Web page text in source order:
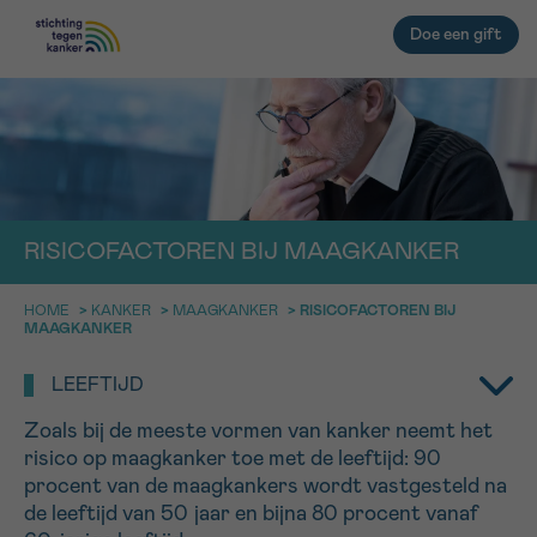
Doe een gift
RISICOFACTOREN BIJ MAAGKANKER
HOME > KANKER > MAAGKANKER > RISICOFACTOREN BIJ
MAAGKANKER
LEEFTIJD
Zoals bij de meeste vormen van kanker neemt het
risico op maagkanker toe met de leeftijd: 90
procent van de maagkankers wordt vastgesteld na
de leeftijd van 50 jaar en bijna 80 procent vanaf
NAAM
VOORNAAM
IN DE STRIJD TEGEN KANKER STA
JE NIET ALLEEN
Professionele medewerkers beantwoorden je vragen
geen enkele diagnose
TERUG
NAAM
Afspraak Vraag Gegevens Bevestiging
KIES DE TIJDSSPANNE VAN JE AFSPRAAK
9h-11h
11h-13h
13h-16h